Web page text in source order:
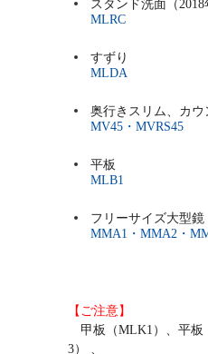
スタンド洗面（2018
MLRC
すずり
MLDA
奥行きスリム、カウ
MV45・MVRS45
平板
MLB1
フリーサイズ大型鏡
MMA1・MMA2・
【ご注意】
甲板（MLK1）、平板
3） 、